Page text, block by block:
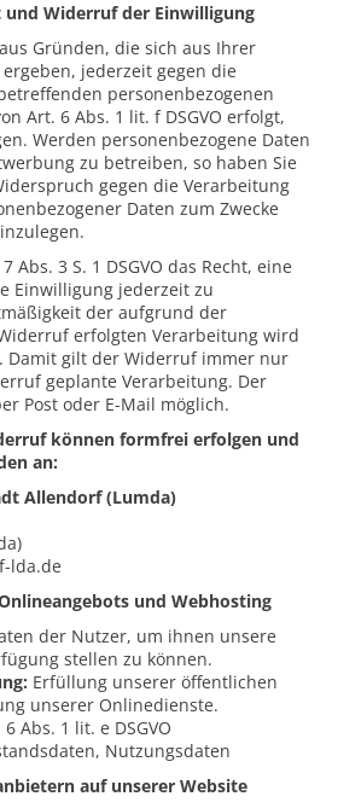
und Widerruf der Einwilligung
Gründen, die sich aus Ihrer
jederzeit gegen die
personenbezogenen
Art. 6 Abs. 1 lit. f DSGVO erfolgt,
Werden personenbezogene Daten
zu betreiben, so haben Sie
gegen die Verarbeitung
Daten zum Zwecke
Abs. 3 S. 1 DSGVO das Recht, eine
Einwilligung jederzeit zu
der aufgrund der
erfolgten Verarbeitung wird
Damit gilt der Widerruf immer nur
geplante Verarbeitung. Der
Post oder E-Mail möglich.
können formfrei erfolgen und
an:
Allendorf (Lumda)
lda.de
und Webhosting
der Nutzer, um ihnen unsere
stellen zu können.
Erfüllung unserer öffentlichen
unserer Onlinedienste.
Abs. 1 lit. e DSGVO
Nutzungsdaten
auf unserer Website